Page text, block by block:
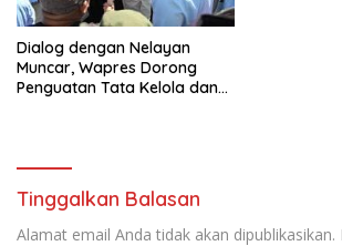
Dialog dengan Nelayan
Muncar, Wapres Dorong
Penguatan Tata Kelola dan
Tinggalkan Balasan
Alamat email Anda tidak akan dipublikasikan.